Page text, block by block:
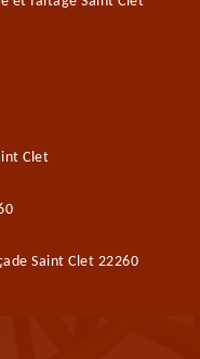
Clet
Saint Clet 22260